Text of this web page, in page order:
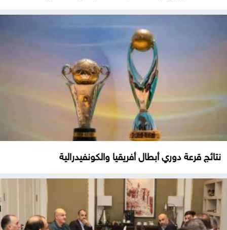
نتائج قرعة دوري أبطال أفريقيا والكونفيدرالية